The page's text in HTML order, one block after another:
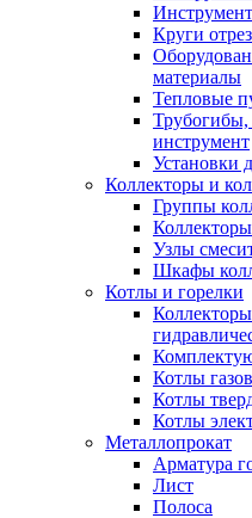
Круги
материалы
Тепловые
Трубогибы,
инструмент
Установки
Коллекторы и
Группы
Узлы
Шкафы
Котлы и горелки
Котлы
Котлы
Котлы
Металлопрокат
Арматура
Лист
Полоса